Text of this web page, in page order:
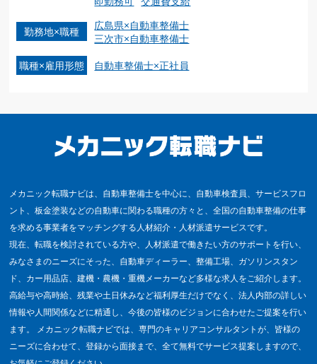
勤務地×職種
広島県×自動車整備士
三次市×自動車整備士
職種×雇用形態
自動車整備士×正社員
メカニック転職ナビは、自動車整備士を中心に、自動車検査員、サービスフロ
ント、板金塗装などの自動車に関わる職種の方々と、全国の自動車整備の仕事
を求める事業者をマッチングする人材紹介・人材派遣サービスです。
現在、転職を検討されている方や、人材派遣で働きたい方のサポートを行い、
みなさまのニーズにそった、自動車ディーラー、整備工場、ガソリンスタン
ド、カー用品店、建機・農機・重機メーカーなど多様な求人をご紹介します。
高給与や高時給、残業や土日休みなど福利厚生だけでなく、法人内部の詳しい
情報や人間関係などに精通し、今後の皆様のビジョンに合わせたご提案を行い
ます。 メカニック転職ナビでは、専門のキャリアコンサルタントが、皆様の
ニーズに合わせて、登録から面接まで、全て無料でサービス提案しますので、